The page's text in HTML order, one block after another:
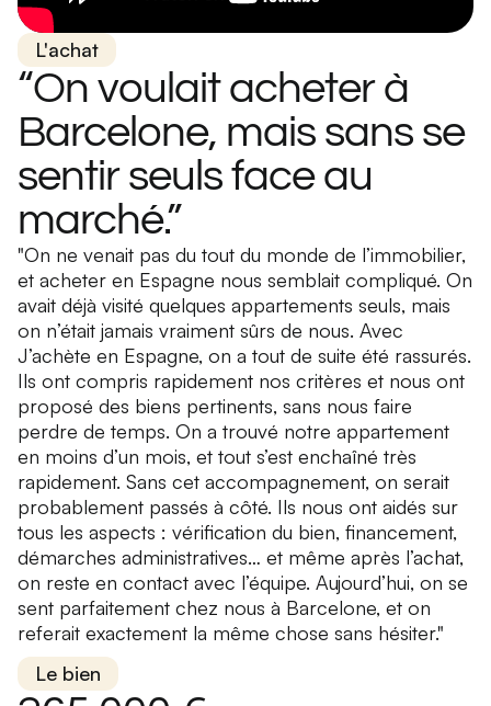
L'achat
“On voulait acheter à
Barcelone, mais sans se
sentir seuls face au
marché.”
"On ne venait pas du tout du monde de l’immobilier,
et acheter en Espagne nous semblait compliqué. On
avait déjà visité quelques appartements seuls, mais
on n’était jamais vraiment sûrs de nous. Avec
J’achète en Espagne, on a tout de suite été rassurés.
Ils ont compris rapidement nos critères et nous ont
proposé des biens pertinents, sans nous faire
perdre de temps. On a trouvé notre appartement
en moins d’un mois, et tout s’est enchaîné très
rapidement. Sans cet accompagnement, on serait
probablement passés à côté. Ils nous ont aidés sur
tous les aspects : vérification du bien, financement,
démarches administratives… et même après l’achat,
on reste en contact avec l’équipe. Aujourd’hui, on se
sent parfaitement chez nous à Barcelone, et on
referait exactement la même chose sans hésiter."
Le bien